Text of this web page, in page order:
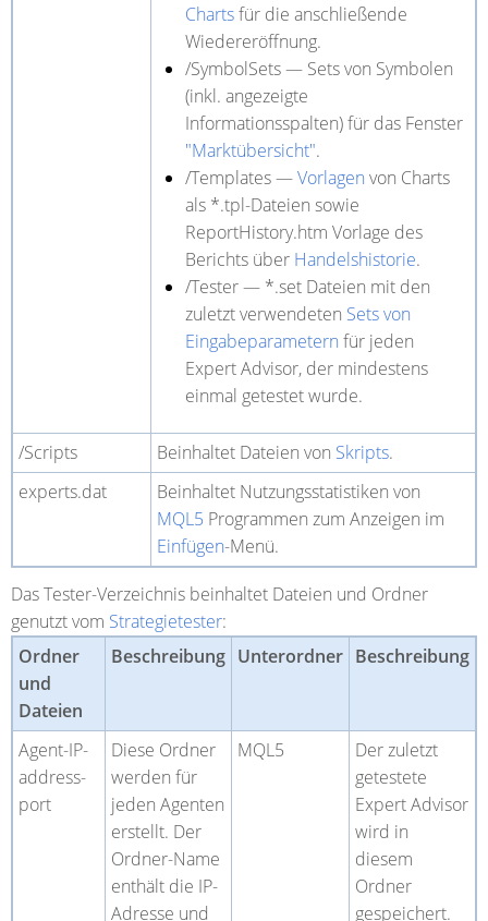
Chartsfür die anschließende
Wiedereröffnung.
/SymbolSets — Sets von Symbolen
(inkl. angezeigte
Informationsspalten) für das Fenster
"Marktübersicht".
/Templates —Vorlagen von Charts
als *.tpl-Dateien sowie
ReportHistory.htm Vorlage des
Berichts über Handelshistorie.
/Tester— *.set Dateien mit den
zuletzt verwendeten Sets von
Eingabeparametern für jeden
Expert Advisor, der mindestens
einmal getestet wurde.
/Scripts Beinhaltet Dateien von Skripts.
experts.dat
Beinhaltet Nutzungsstatistiken von
MQL5 Programmen zum Anzeigen im
Einfügen-Menü.
DasTester-Verzeichnis beinhaltet Dateien und Ordner
genutzt vom Strategietester:
Ordner
und
Dateien
Beschreibung Unterordner Beschreibung
Agent-IP-
address-
port
Diese Ordner
werden für
jeden Agenten
erstellt. Der
Ordner-Name
enthält die IP-
Adresse und
MQL5
Der zuletzt
getestete
Expert Advisor
wird in
diesem
Ordner
gespeichert.